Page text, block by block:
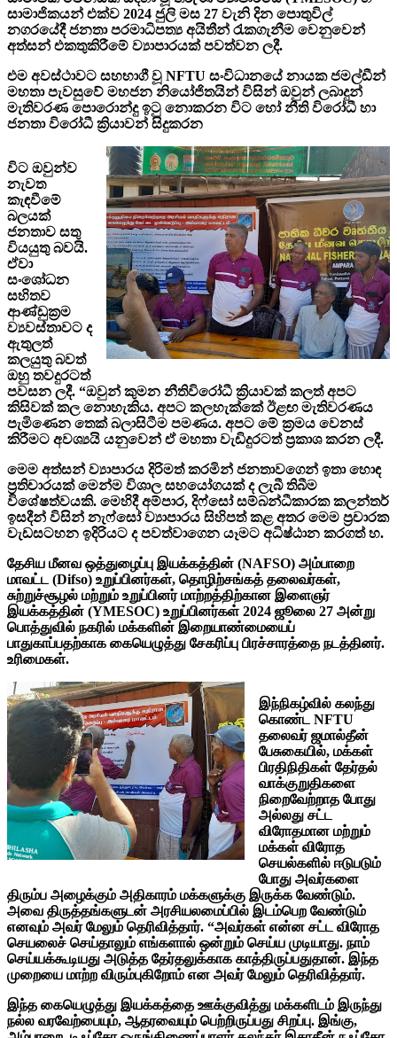
සාමාජිකයන් එක්ව 2024 ජුලි මස 27 වැනි දින පොතුවිල්
නගරයේදී ජනතා පරමාධිපත්‍ය අයිතීන් රැකගැනීම වෙනුවෙන්
අත්සන් එකතුකිරීමේ ව්‍යාපාරයක් පවත්වන ලදී.
එම අවස්ථාවට සහභාගී වූ NFTU සංවිධානයේ නායක ජමල්ඩීන්
මහතා පැවසුවේ මහජන නියෝජිතයින් විසින් ඔවුන් ලබාදුන්
මැතිවරණ පොරොන්දු ඉටු නොකරන විට හෝ නීති විරෝධී හා
ජනතා විරෝධී ක්‍රියාවන් සිදුකරන
විට ඔවුන්ව
නැවත
කැඳවීමේ
බලයක්
ජනතාව සතු
වියයුතු බවයි.
ඒවා
සංශෝධන
සහිතව
ආණ්ඩුක්‍රම
ව්‍යවස්තාවට ද
ඇතුලත්
කලයුතු බවත්
ඔහු තවදුරටත්
පවසන ලදී. “ඔවුන් කුමන නීතිවිරෝධී ක්‍රියාවක් කලත් අපට
කිසිවක් කල නොහැකිය. අපට කලහැක්කේ ඊළඟ මැතිවරණය
පැමිණෙන තෙක් බලාසිටීම පමණය. අපට මේ ක්‍රමය වෙනස්
කිරීමට අවශ්‍යයි යනුවෙන් ඒ මහතා වැඩිදුරටත් ප්‍රකාශ කරන ලදී.
මෙම අත්සන් ව්‍යාපාරය දිරිමත් කරමින් ජනතාවගෙන් ඉතා හොඳ
ප්‍රතිචාරයක් මෙන්ම විශාල සහයෝගයක් ද ලැබී තිබීම
විශේෂත්වයකි. මෙහිදී අම්පාර, දිෆ්සෝ සම්බන්ධීකාරක කලන්තර්
ඉසදීන් විසින් නැෆ්සෝ ව්‍යාපාරය සිහිපත් කළ අතර මෙම ප්‍රචාරක
වැඩසටහන ඉදිරියට ද පවත්වාගෙන යෑමට අධිෂ්ඨාන කරගත් හ.
தேசிய மீனவ ஒத்துழைப்பு இயக்கத்தின் (NAFSO) அம்பாறை
மாவட்ட (Difso) உறுப்பினர்கள், தொழிற்சங்கத் தலைவர்கள்,
சுற்றுச்சூழல் மற்றும் உறுப்பினர் மாற்றத்திற்கான இளைஞர்
இயக்கத்தின் (YMESOC) உறுப்பினர்கள் 2024 ஜூலை 27 அன்று
பொத்துவில் நகரில் மக்களின் இறையாண்மையைப்
பாதுகாப்பதற்காக கையெழுத்து சேகரிப்பு பிரச்சாரத்தை நடத்தினர்.
உரிமைகள்.
இந்நிகழ்வில் கலந்து
கொண்ட NFTU
தலைவர் ஜமால்தீன்
பேசுகையில், மக்கள்
பிரதிநிதிகள் தேர்தல்
வாக்குறுதிகளை
நிறைவேற்றாத போது
அல்லது சட்ட
விரோதமான மற்றும்
மக்கள் விரோத
செயல்களில் ஈடுபடும்
போது அவர்களை
திரும்ப அழைக்கும் அதிகாரம் மக்களுக்கு இருக்க வேண்டும்.
அவை திருத்தங்களுடன் அரசியலமைப்பில் இடம்பெற வேண்டும்
எனவும் அவர் மேலும் தெரிவித்தார். “அவர்கள் என்ன சட்ட விரோத
செயலைச் செய்தாலும் எங்களால் ஒன்றும் செய்ய முடியாது. நாம்
செய்யக்கூடியது அடுத்த தேர்தலுக்காக காத்திருப்பதுதான். இந்த
முறையை மாற்ற விரும்புகிறோம் என அவர் மேலும் தெரிவித்தார்.
இந்த கையெழுத்து இயக்கத்தை ஊக்குவித்து மக்களிடம் இருந்து
நல்ல வரவேற்பையும், ஆதரவையும் பெற்றிருப்பது சிறப்பு. இங்கு,